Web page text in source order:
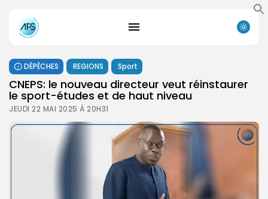
DÉPÊCHES REGIONS Sport
CNEPS: le nouveau directeur veut réinstaurer
le sport-études et de haut niveau
JEUDI 22 MAI 2025 À 20H31